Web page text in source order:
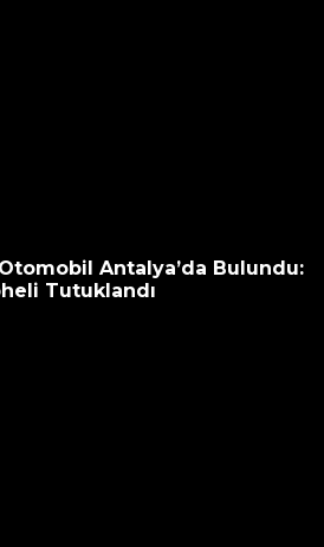
Otomobil Antalya’da Bulundu:
Tutuklandı